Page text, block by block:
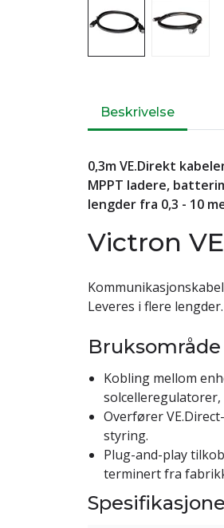
Beskrivelse
0,3m VE.Direkt
MPPT ladere,
lengder fra 0,3 - 10
Victron
Leveres i flere lengder.
Kobling mellom
Overfører
styring.
Plug-and-play
terminert fra